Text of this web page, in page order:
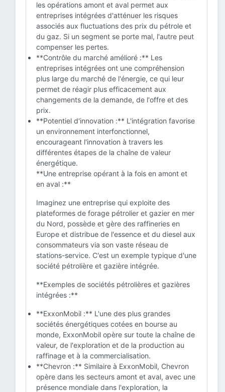
les opérations amont et aval permet aux
entreprises intégrées d'atténuer les risques
associés aux fluctuations des prix du pétrole et
du gaz. Si un segment se porte mal, l'autre peut
compenser les pertes.
**Contrôle du marché amélioré :** Les
entreprises intégrées ont une compréhension
plus large du marché de l'énergie, ce qui leur
permet de réagir plus efficacement aux
changements de la demande, de l'offre et des
prix.
**Potentiel d'innovation :** L'intégration favorise
un environnement interfonctionnel,
encourageant l'innovation à travers les
différentes étapes de la chaîne de valeur
énergétique.
**Une entreprise opérant à la fois en amont et
en aval :**
Imaginez une entreprise qui exploite des
plateformes de forage pétrolier et gazier en mer
du Nord, possède et gère des raffineries en
Europe et distribue de l'essence et du diesel aux
consommateurs via son vaste réseau de
stations-service. C'est un exemple typique d'une
société pétrolière et gazière intégrée.
**Exemples de sociétés pétrolières et gazières
intégrées :**
**ExxonMobil :** L'une des plus grandes
sociétés énergétiques cotées en bourse au
monde, ExxonMobil opère sur toute la chaîne de
valeur, de l'exploration et de la production au
raffinage et à la commercialisation.
**Chevron :** Similaire à ExxonMobil, Chevron
opère dans les secteurs amont et aval, avec une
présence mondiale dans l'exploration, la